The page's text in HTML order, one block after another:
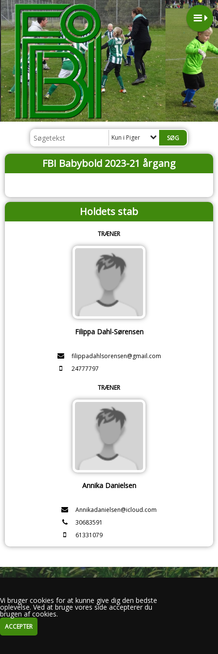
Kun i Piger
FBI Babybold 2023-21 årgang
Holdets stab
TRÆNER
Filippa Dahl-Sørensen
filippadahlsorensen@gmail.com
24777797
TRÆNER
Annika Danielsen
Annikadanielsen@icloud.com
30683591
61331079
Vi bruger cookies for at kunne give dig den bedste
oplevelse. Ved at bruge vores side accepterer du
brugen af cookies.